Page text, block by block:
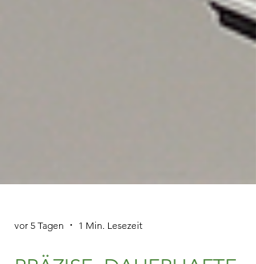
vor 5 Tagen 1 Min. Lesezeit